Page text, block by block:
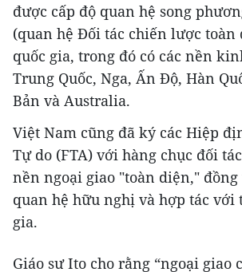
được cấp độ quan hệ song
(quan hệ Đối tác chiến lược toàn
quốc gia, trong đó có các nền
Trung Quốc, Nga, Ấn Độ, Hàn
Bản và Australia.
Việt Nam cũng đã ký các Hiệp
Tự do (FTA) với hàng chục đối
nền ngoại giao "toàn diện,"
quan hệ hữu nghị và hợp tác với
gia.
Giáo sư Ito cho rằng “ngoại giao